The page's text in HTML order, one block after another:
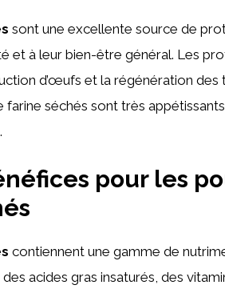
sont une excellente source de
et à leur bien-être général. Les
d’œufs et la régénération des
farine séchés sont très
pour les
contiennent une gamme de
acides gras insaturés, des